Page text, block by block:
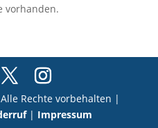
vorhanden.
Rechte vorbehalten |
| Impressum